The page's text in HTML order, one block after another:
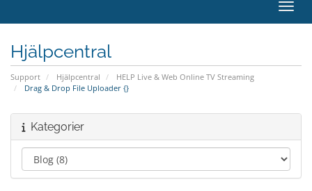
Hjälpcentral
Support Hjälpcentral
HELP Live & Web Online TV Streaming
Drag & Drop File Uploader {}
Kategorier